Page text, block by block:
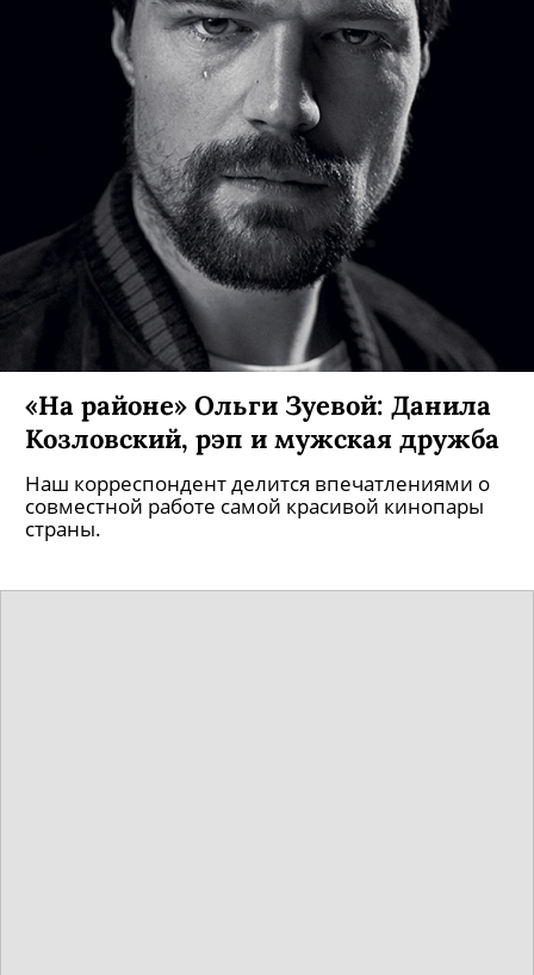
«На районе» Ольги Зуевой: Данила
Козловский, рэп и мужская дружба
Наш корреспондент делится впечатлениями о
совместной работе самой красивой кинопары
страны.